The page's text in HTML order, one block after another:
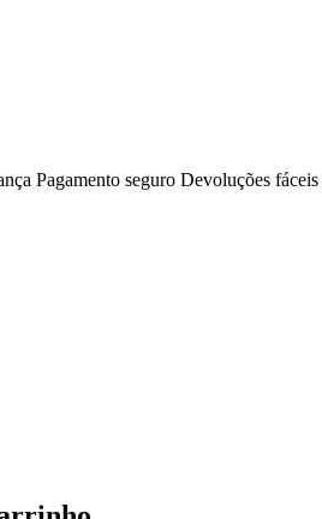
Pagamento seguro Devoluções fáceis